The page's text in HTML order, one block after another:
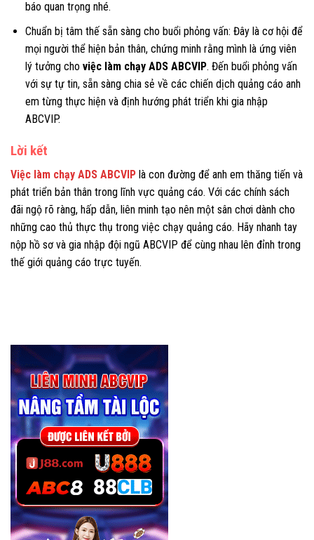
báo quan trọng nhé.
Chuẩn bị tâm thế sẵn sàng cho buổi phỏng vấn: Đây là cơ hội để
mọi người thể hiện bản thân, chứng minh rằng mình là ứng viên
lý tưởng cho việc làm chạy ADS ABCVIP. Đến buổi phỏng vấn
với sự tự tin, sẵn sàng chia sẻ về các chiến dịch quảng cáo anh
em từng thực hiện và định hướng phát triển khi gia nhập
ABCVIP.
Lời kết
Việc làm chạy ADS ABCVIP là con đường để anh em thăng tiến và
phát triển bản thân trong lĩnh vực quảng cáo. Với các chính sách
đãi ngộ rõ ràng, hấp dẫn, liên minh tạo nên một sân chơi dành cho
những cao thủ thực thụ trong việc chạy quảng cáo. Hãy nhanh tay
nộp hồ sơ và gia nhập đội ngũ ABCVIP để cùng nhau lên đỉnh trong
thế giới quảng cáo trực tuyến.